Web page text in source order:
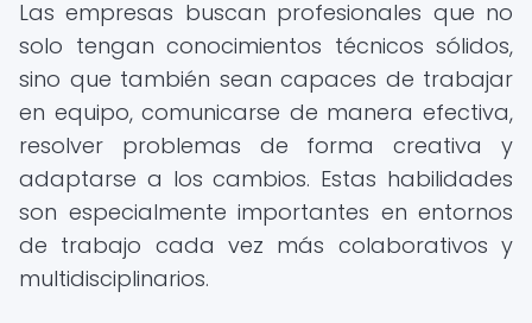
Las empresas buscan profesionales que no
solo tengan conocimientos técnicos sólidos,
sino que también sean capaces de trabajar
en equipo, comunicarse de manera efectiva,
resolver problemas de forma creativa y
adaptarse a los cambios. Estas habilidades
son especialmente importantes en entornos
de trabajo cada vez más colaborativos y
multidisciplinarios.